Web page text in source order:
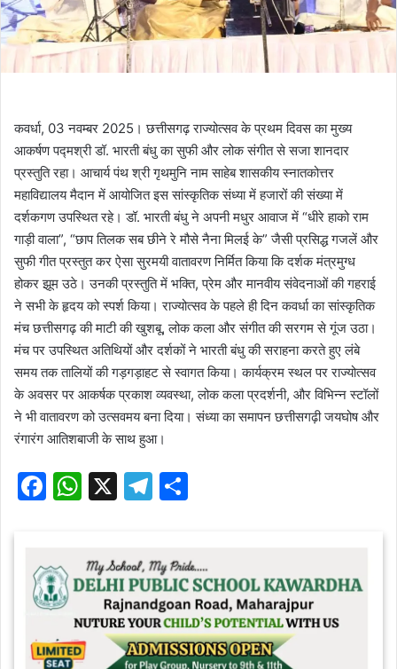
कवर्धा, 03 नवम्बर 2025। छत्तीसगढ़ राज्योत्सव के प्रथम दिवस का मुख्य
आकर्षण पद्मश्री डॉ. भारती बंधु का सुफी और लोक संगीत से सजा शानदार
प्रस्तुति रहा। आचार्य पंथ श्री गृथमुनि नाम साहेब शासकीय स्नातकोत्तर
महाविद्यालय मैदान में आयोजित इस सांस्कृतिक संध्या में हजारों की संख्या में
दर्शकगण उपस्थित रहे। डॉ. भारती बंधु ने अपनी मधुर आवाज में “धीरे हाको राम
गाड़ी वाला”, “छाप तिलक सब छीने रे मौसे नैना मिलई के” जैसी प्रसिद्ध गजलें और
सुफी गीत प्रस्तुत कर ऐसा सुरमयी वातावरण निर्मित किया कि दर्शक मंत्रमुग्ध
होकर झूम उठे। उनकी प्रस्तुति में भक्ति, प्रेम और मानवीय संवेदनाओं की गहराई
ने सभी के हृदय को स्पर्श किया। राज्योत्सव के पहले ही दिन कवर्धा का सांस्कृतिक
मंच छत्तीसगढ़ की माटी की खुशबू, लोक कला और संगीत की सरगम से गूंज उठा।
मंच पर उपस्थित अतिथियों और दर्शकों ने भारती बंधु की सराहना करते हुए लंबे
समय तक तालियों की गड़गड़ाहट से स्वागत किया। कार्यक्रम स्थल पर राज्योत्सव
के अवसर पर आकर्षक प्रकाश व्यवस्था, लोक कला प्रदर्शनी, और विभिन्न स्टॉलों
ने भी वातावरण को उत्सवमय बना दिया। संध्या का समापन छत्तीसगढ़ी जयघोष और
रंगारंग आतिशबाजी के साथ हुआ।
F
e
b
o
W
s
A
p
p
X
T
gr
a
m
e